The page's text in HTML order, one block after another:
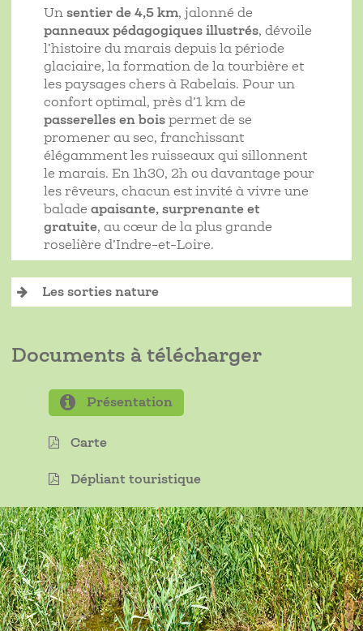
Un sentier de 4,5 km, jalonné de
panneaux pédagogiques illustrés, dévoile
l’histoire du marais depuis la période
glaciaire, la formation de la tourbière et
les paysages chers à Rabelais. Pour un
confort optimal, près d’1 km de
passerelles en boispermet de se
promener au sec, franchissant
élégamment les ruisseaux qui sillonnent
le marais. En 1h30, 2h ou davantage pour
les rêveurs, chacun est invité à vivre une
balade apaisante, surprenante et
gratuite, au cœur de la plus grande
roselière d’Indre-et-Loire.
Les sorties nature
Documents à télécharger
Présentation
Carte
Dépliant touristique